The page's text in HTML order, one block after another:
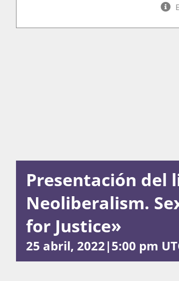
Presentación del
Neoliberalism.
for Justice»
25 abril, 2022|5:00 pm